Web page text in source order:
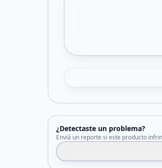
¿Detectaste un problema?
Enviá un reporte si este producto